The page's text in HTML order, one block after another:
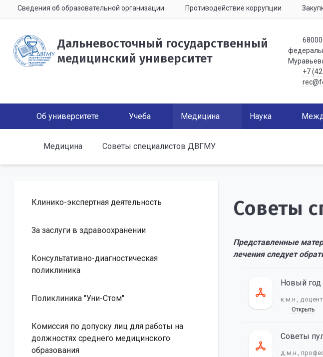
Сведения об образовательной организации Противодействие коррупции
Дальневосточный государственный
медицинский университет
+7
Об университете Учеба Медицина Наука
Медицина Советы специалистов ДВГМУ
Клинико-экспертная деятельность
За заслуги в здравоохранении
Консультативно-диагностическая
поликлиника
Поликлиника "Уни-Стом"
Комиссия по допуску лиц для работы на
должностях среднего медицинского
образования
Советы
Представленные
лечения следует
Новый год
к.м.н.,
Открыть
Советы
д.м.н.,